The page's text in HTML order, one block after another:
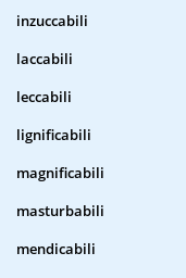
inzuccabili
laccabili
leccabili
lignificabili
magnificabili
masturbabili
mendicabili